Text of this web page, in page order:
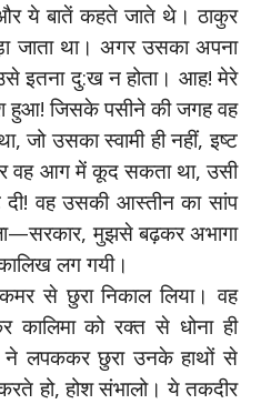
ये बातें कहते जाते थे। ठाकुर
जाता था। अगर उसका अपना
उसे इतना दु:ख न होता। आह! मेरे
हुआ! जिसके पसीने की जगह वह
जो उसका स्वामी ही नहीं, इष्ट
वह आग में कूद सकता था, उसी
वह उसकी आस्तीन का सांप
मुझसे बढ़कर अभागा
लग गयी।
से छुरा निकाल लिया। वह
कालिमा को रक्त से धोना ही
ने लपककर छुरा उनके हाथों से
हो, होश संभालो। ये तकदीर